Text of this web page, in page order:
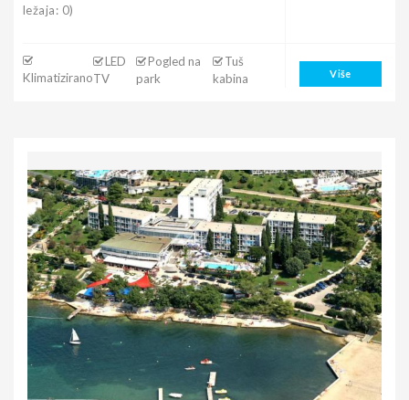
ležaja: 0)
Klimatizirano
LED
TV
Pogled na
park
Tuš
kabina
Više